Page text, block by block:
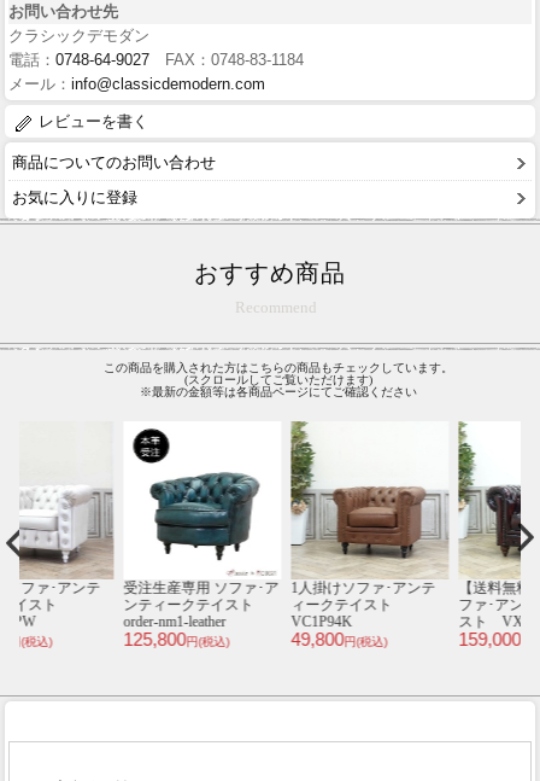
お問い合わせ先
クラシックデモダン
電話： 0748-64-9027 FAX：0748-83-1184
メール： info@classicdemodern.com
レビューを書く
商品についてのお問い合わせ
お気に入りに登録
おすすめ商品
Recommend
この商品を購入された方はこちらの商品もチェックしています。
(スクロールしてご覧いただけます)
※最新の金額等は各商品ページにてご確認ください
受注生産専用 ソファ･ア
ンティークテイスト
order-nm1-leather
125,800
1人掛けソファ･アンテ
ィークテイスト
VC1P94K
49,800
【送料無料】 1人掛けソ
ファ･アンティークテイ
スト VX1L914
159,000